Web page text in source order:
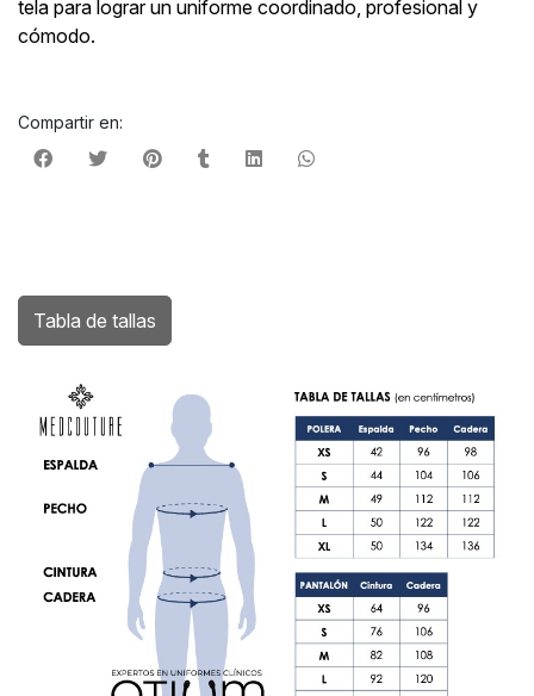
tela para lograr un uniforme coordinado, profesional y
cómodo.
Compartir en:
Tabla de tallas